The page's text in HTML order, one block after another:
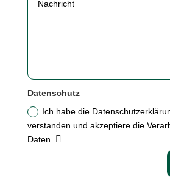
Datenschutz
Ich habe die
verstanden und akzeptiere die
Daten.